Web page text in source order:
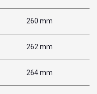
260 mm
262 mm
264 mm